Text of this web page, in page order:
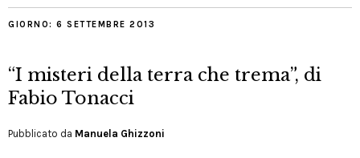
GIORNO: 6 SETTEMBRE 2013
“I misteri della terra che trema”, di
Fabio Tonacci
Pubblicato da Manuela Ghizzoni